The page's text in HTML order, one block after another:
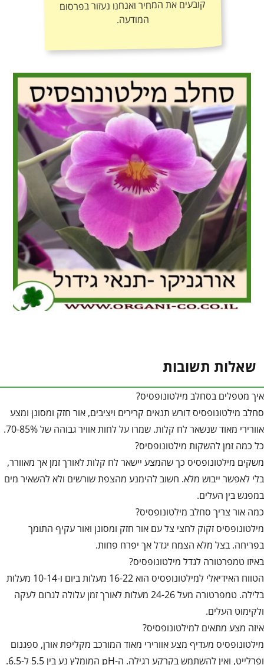
המודעה.
שאלות תשובות
איך מטפלים בסחלב מילטונופסיס?
סחלב מילטונופסיס דורש תנאים קרירים ויציבים, אור חזק ומסונן ומצע
אוורירי מאוד שנשאר לח קלות. שמרו על לחות אוויר גבוהה של 70-85%.
כל כמה זמן להשקות מילטונופסיס?
משקים מילטונופסיס כך שהמצע יישאר לח קלות לאורך זמן אך מאוורר,
בלי לאפשר ייבוש מלא. חשוב להימנע מהצפת שורשים ולא להשאיר מים
במפגש בין העלים.
כמה אור צריך סחלב מילטונופסיס?
מילטונופסיס זקוק לחצי צל עם אור חזק ומסונן ואור עקיף התומך
בפריחה. בצל מלא הצמח יגדל אך יפרח פחות.
באיזו טמפרטורה לגדל מילטונופסיס?
הטווח האידיאלי למילטונופסיס הוא 16-22 מעלות ביום ו-10-14 מעלות
בלילה. טמפרטורה מעל 24-26 מעלות לאורך זמן עלולה לגרום לעקה
ולקימוט העלים.
איזה מצע מתאים למילטונופסיס?
מילטונופסיס מעדיף מצע אוורירי מאוד המורכב מקליפת אורן, ספגנום
ופרלייט, ואין להשתמש בקרקע רגילה. ה-pH המומלץ נע בין 5.5 ל-6.5.